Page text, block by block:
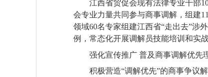
江西省贸促会现有法律专业干部
会专业力量共同参与商事调解，组建
领域60名专家组建江西省“走出去”涉
例，常态化开展调解员技能培训和实
强化宣传推广 普及商事调解优先
积极营造“调解优先”的商事争议